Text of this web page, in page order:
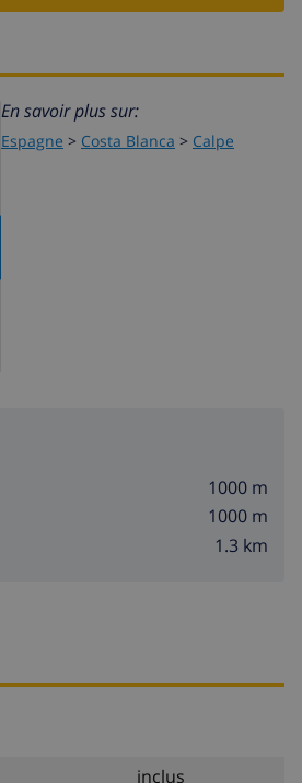
En savoir plus sur:
Espagne > Costa Blanca > Calpe
1000 m
1000 m
1.3 km
inclus